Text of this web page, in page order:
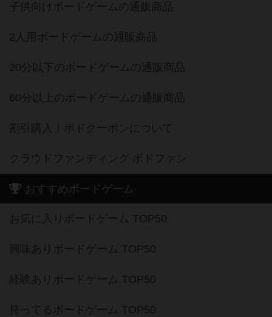
子供向けボードゲームの通販商品
2人用ボードゲームの通販商品
20分以下のボードゲームの通販商品
60分以上のボードゲームの通販商品
割引購入！ボドクーポンについて
クラウドファンディング ボドファン
おすすめボードゲーム
お気に入りボードゲーム TOP50
興味ありボードゲーム TOP50
経験ありボードゲーム TOP50
持ってるボードゲーム TOP50